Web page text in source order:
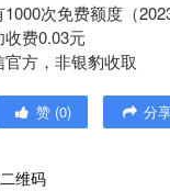
次免费额度（
费0.03元
方，非银豹收取
赞 (0) 分
维码